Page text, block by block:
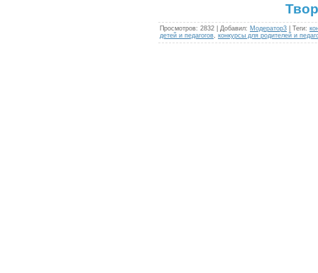
Просмотров: 2832 Добавил: Модератор3 Теги:
детей и педагогов конкурсы для родителей и